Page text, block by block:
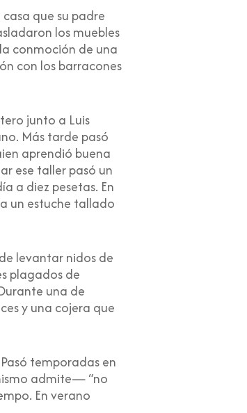
que su padre
los muebles
conmoción de una
con los barracones
junto a Luis
Más tarde pasó
aprendió buena
ese taller pasó un
a diez pesetas. En
un estuche tallado
levantar nidos de
plagados de
una de
y una cojera que
temporadas en
admite— “no
En verano